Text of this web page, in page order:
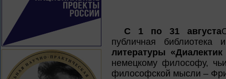
С 1 по 31 августа
публичная
литературы
немецкому философу,
философской мысли –